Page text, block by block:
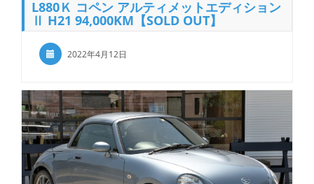
L880Ｋ コペン アルティメットエディション
Ⅱ H21 94,000KM【SOLD OUT】
2022年4月12日